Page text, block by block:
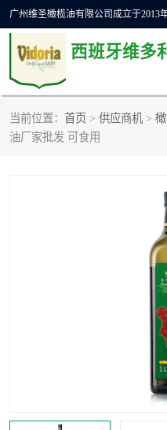
西班牙维多
当前位置： 首页 > 供应商机 >
油厂家批发 可食用
橄榄油